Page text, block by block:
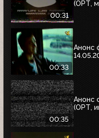
00:31
(ОРТ,
00:33
Анонс
00:35
Анонс
(ОРТ,